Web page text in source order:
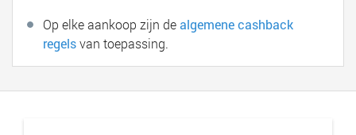
Op elke aankoop zijn dealgemene cashback
regelsvan toepassing.